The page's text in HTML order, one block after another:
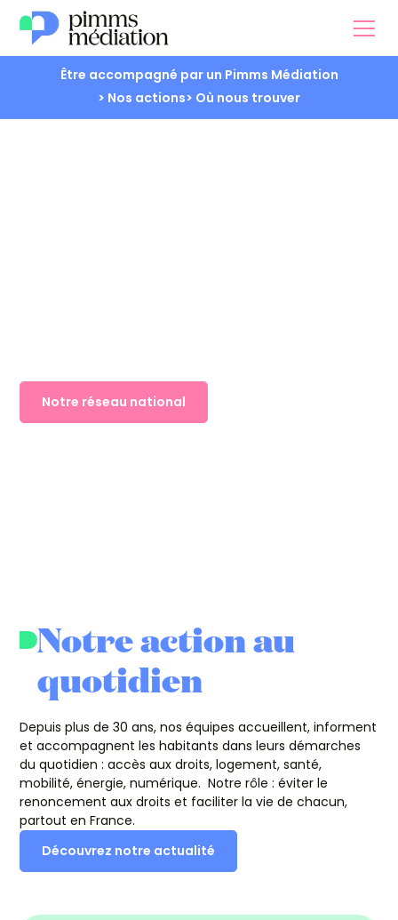
Être accompagné par un Pimms Médiation
> Nos actions> Où nous trouver
Notre réseau national
Notre action au
quotidien
Depuis plus de 30 ans, nos équipes accueillent, informent
et accompagnent les habitants dans leurs démarches
du quotidien : accès aux droits, logement, santé,
mobilité, énergie, numérique. Notre rôle : éviter le
renoncement aux droits et faciliter la vie de chacun,
partout en France.
Découvrez notre actualité